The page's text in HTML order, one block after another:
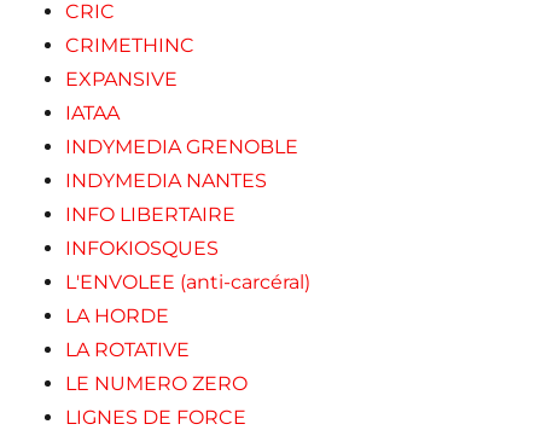
CRIC
CRIMETHINC
EXPANSIVE
IATAA
INDYMEDIA GRENOBLE
INDYMEDIA NANTES
INFO LIBERTAIRE
INFOKIOSQUES
L'ENVOLEE (anti-carcéral)
LA HORDE
LA ROTATIVE
LE NUMERO ZERO
LIGNES DE FORCE